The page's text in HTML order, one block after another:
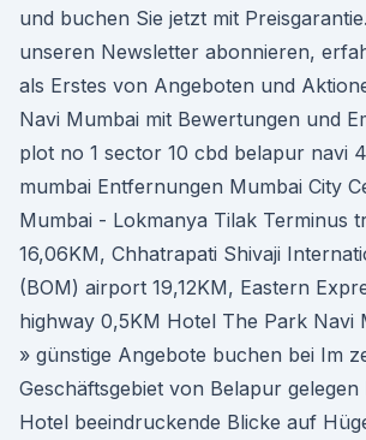
und buchen Sie jetzt mit
unseren Newsletter abonnieren,
als Erstes von Angeboten und
Navi Mumbai mit Bewertungen und
plot no 1 sector 10 cbd belapur navi
mumbai Entfernungen Mumbai City
Mumbai - Lokmanya Tilak Terminus
16,06KM, Chhatrapati Shivaji
(BOM) airport 19,12KM, Eastern
highway 0,5KM Hotel The Park Navi
» günstige Angebote buchen bei Im
Geschäftsgebiet von Belapur gelegen
Hotel beeindruckende Blicke auf